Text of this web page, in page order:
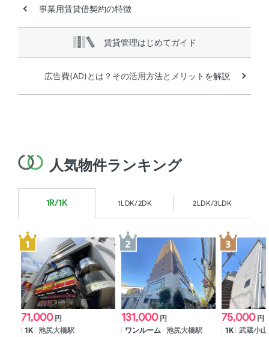
事業用賃貸借契約の特徴
賃貸管理はじめてガイド
広告費(AD)とは？その活用方法とメリットを解説
人気物件ランキング
1R/1K 1LDK/2DK 2LDK/3LDK
71,000 円
1K 池尻大橋駅
131,000 円
ワンルーム
池尻大橋駅
75,000 円
1K
武蔵小山